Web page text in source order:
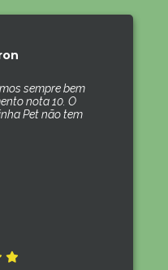
sempre bem
nota 10. O
Pet não tem